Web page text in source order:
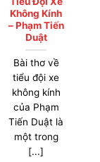
Không Kính
– Phạm Tiến
Duật
Bài thơ về
tiểu đội xe
không kính
của Phạm
Tiến Duật là
một trong
[...]